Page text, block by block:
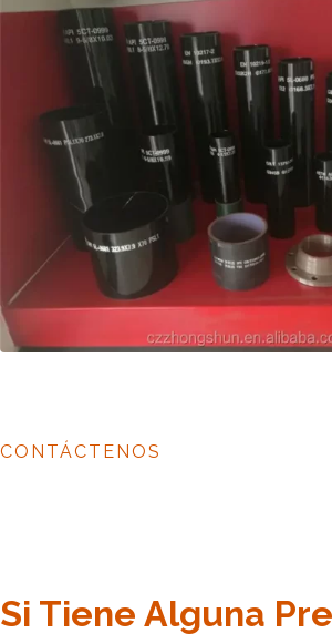
CONTÁCTENOS
Si Tiene Alguna